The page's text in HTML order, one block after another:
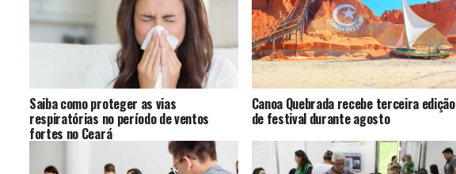
Saiba como proteger as vias
respiratórias no período de ventos
fortes no Ceará
Canoa Quebrada recebe terceira edição
de festival durante agosto